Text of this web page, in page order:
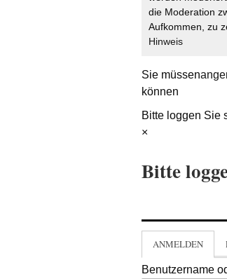
die Moderation
Aufkommen, zu
Hinweis
Sie müssen
können
Bitte loggen Sie
×
Bitte
ANMELDEN
Benutzername